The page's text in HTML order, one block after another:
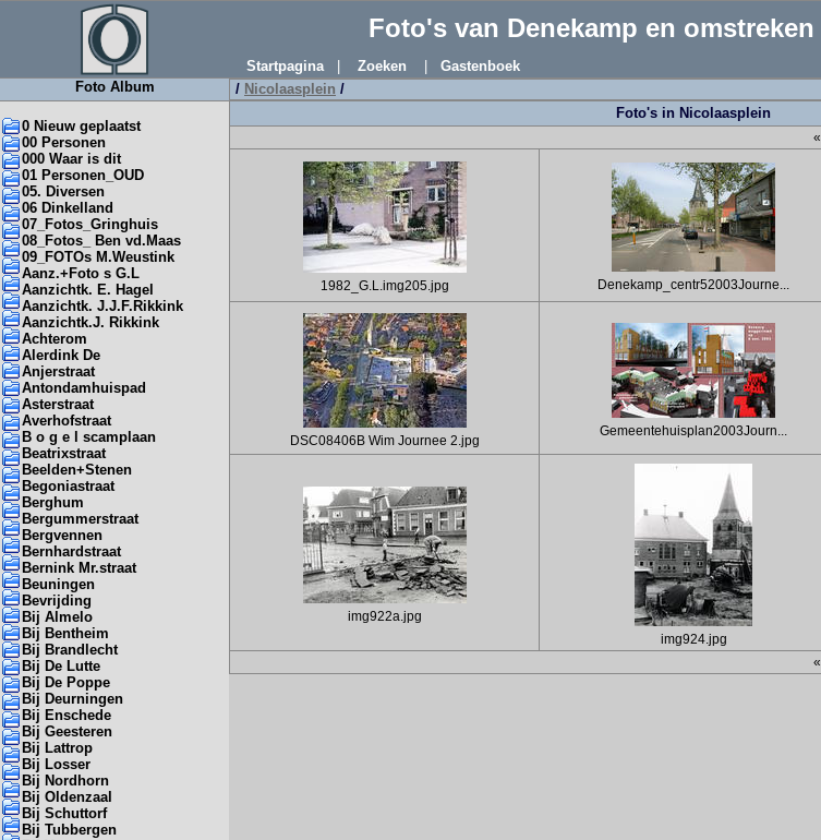
Foto's van Denekamp en omstreken
Startpagina| Zoeken Gastenboek
Foto Album
0 Nieuw geplaatst
00 Personen
000 Waar is dit
01 Personen_OUD
05. Diversen
06 Dinkelland
07_Fotos_Gringhuis
08_Fotos_ Ben vd.Maas
09_FOTOs M.Weustink
Aanz.+Foto s G.L
Aanzichtk. E. Hagel
Aanzichtk. J.J.F.Rikkink
Aanzichtk.J. Rikkink
Achterom
Alerdink De
Anjerstraat
Antondamhuispad
Asterstraat
Averhofstraat
B o g e l scamplaan
Beatrixstraat
Beelden+Stenen
Begoniastraat
Berghum
Bergummerstraat
Bergvennen
Bernhardstraat
Bernink Mr.straat
Beuningen
Bevrijding
Bij Almelo
Bij Bentheim
Bij Brandlecht
Bij De Lutte
Bij De Poppe
Bij Deurningen
Bij Enschede
Bij Geesteren
Bij Lattrop
Bij Losser
Bij Nordhorn
Bij Oldenzaal
Bij Schuttorf
Bij Tubbergen
/ Nicolaasplein /
Foto's in Nicolaasplein
«
1982_G.L.img205.jpg Denekamp_centr52003Journe...
DSC08406B Wim Journee 2.jpg
Gemeentehuisplan2003Journ...
img922a.jpg
img924.jpg
«